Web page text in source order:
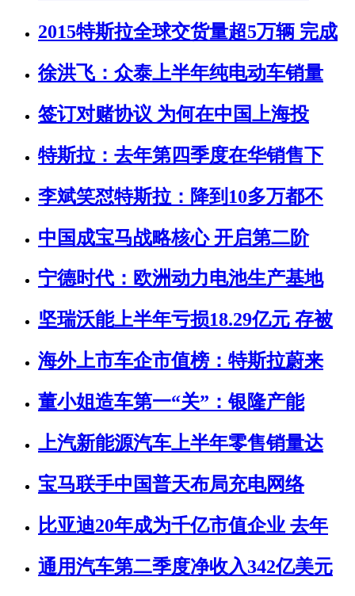
2015特斯拉全球交货量超5万辆 完成
徐洪飞：众泰上半年纯电动车销量
签订对赌协议 为何在中国上海投
特斯拉：去年第四季度在华销售下
李斌笑怼特斯拉：降到10多万都不
中国成宝马战略核心 开启第二阶
宁德时代：欧洲动力电池生产基地
坚瑞沃能上半年亏损18.29亿元 存被
海外上市车企市值榜：特斯拉蔚来
董小姐造车第一“关”：银隆产能
上汽新能源汽车上半年零售销量达
宝马联手中国普天布局充电网络
比亚迪20年成为千亿市值企业 去年
通用汽车第二季度净收入342亿美元